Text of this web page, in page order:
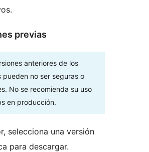
previas
anteriores de los
pueden no ser seguras o
No se recomienda su uso
en producción.
selecciona una versión
para descargar.